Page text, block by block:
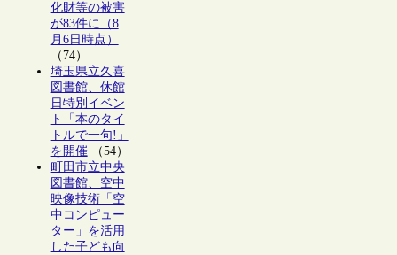
化財等の被害
が83件に（8
月6日時点）
（74）
埼玉県立久喜
図書館、休館
日特別イベン
ト「本のタイ
トルで一句!」
を開催（54）
町田市立中央
図書館、空中
映像技術「空
中コンピュー
ター」を活用
した子ども向